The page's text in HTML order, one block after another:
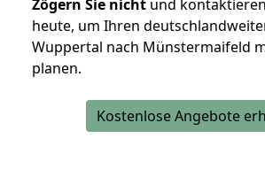
Zögern Sie nicht und
heute, um Ihren
Wuppertal nach Münstermaifeld
planen.
Kostenlose Angebote